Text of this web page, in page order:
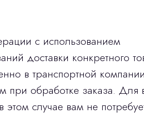
с использованием
доставки конкретного
в транспортной
при обработке заказа. Для
случае вам не